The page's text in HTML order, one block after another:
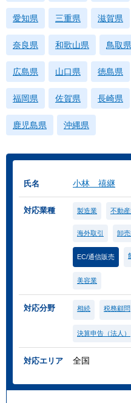
愛知県 三重県 滋賀県
奈良県 和歌山県 鳥取県
広島県 山口県 徳島県
福岡県 佐賀県 長崎県
鹿児島県 沖縄県
氏名 小林 禧継
対応業種 製造業 不動
海外取引 卸
EC/通信販売
美容業
対応分野 相続 税務顧問
決算申告（法人）
対応エリア 全国